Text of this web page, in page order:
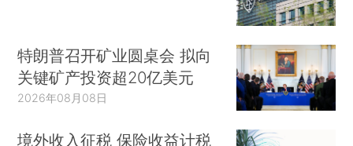
特朗普召开矿业圆桌会 拟向
关键矿产投资超20亿美元
2026年08月08日
境外收入征税 保险收益计税